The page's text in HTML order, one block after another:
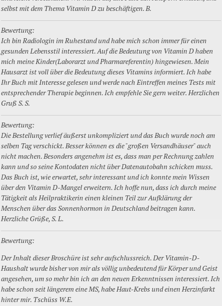
selbst mit dem Thema Vitamin D zu beschäftigen. B.
Bewertung:
Ich bin Radiologin im Ruhestand und habe mich schon immer für einen
gesunden Lebensstil interessiert. Auf die Bedeutung von Vitamin D haben
mich meine Kinder(Laborarzt und Pharmareferentin) hingewiesen. Mein
Hausarzt ist voll über die Bedeutung dieses Vitamins informiert. Ich habe
Ihr Buch mit Interesse gelesen und werde nach Eintreffen meines Tests mit
entsprechender Therapie beginnen. Ich empfehle Sie gern weiter. Herzlichen
Gruß S. S.
Bewertung:
Die Bestellung verlief äußerst unkompliziert und das Buch wurde noch am
selben Tag verschickt. Besser können es die "großen Versandhäuser" auch
nicht machen. Besonders angenehm ist es, dass man per Rechnung zahlen
kann und so seine Kontodaten nicht über Datenautobahn schicken muss.
Das Buch ist, wie erwartet, sehr interessant und ich konnte mein Wissen
über den Vitamin D-Mangel erweitern. Ich hoffe nun, dass ich durch meine
Tätigkeit als Heilpraktikerin einen kleinen Teil zur Aufklärung der
Menschen über das Sonnenhormon in Deutschland beitragen kann.
Herzliche Grüße, S. L.
Bewertung:
Der Inhalt dieser Broschüre ist sehr aufschlussreich. Der Vitamin-D-
Haushalt wurde bisher von mir als völlig unbedeutend für Körper und Geist
angesehen, um so mehr bin ich an den neuen Erkenntnissen interessiert. Ich
habe schon seit längerem eine MS, habe Haut-Krebs und einen Herzinfarkt
hinter mir. Tschüss W.E.